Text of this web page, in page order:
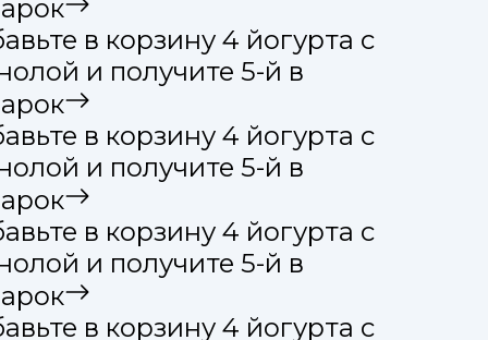
в корзину 4 йогурта с
и получите 5-й в
в корзину 4 йогурта с
и получите 5-й в
в корзину 4 йогурта с
и получите 5-й в
в корзину 4 йогурта с